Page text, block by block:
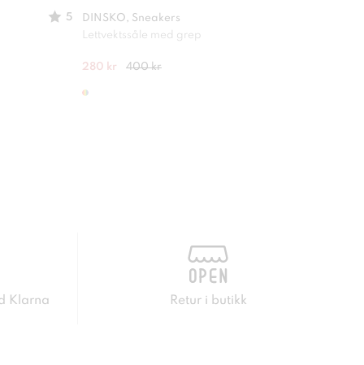
5
DINSKO, Sneakers
Lettvektssåle med grep
280 kr 400 kr
Klarna Retur i butikk